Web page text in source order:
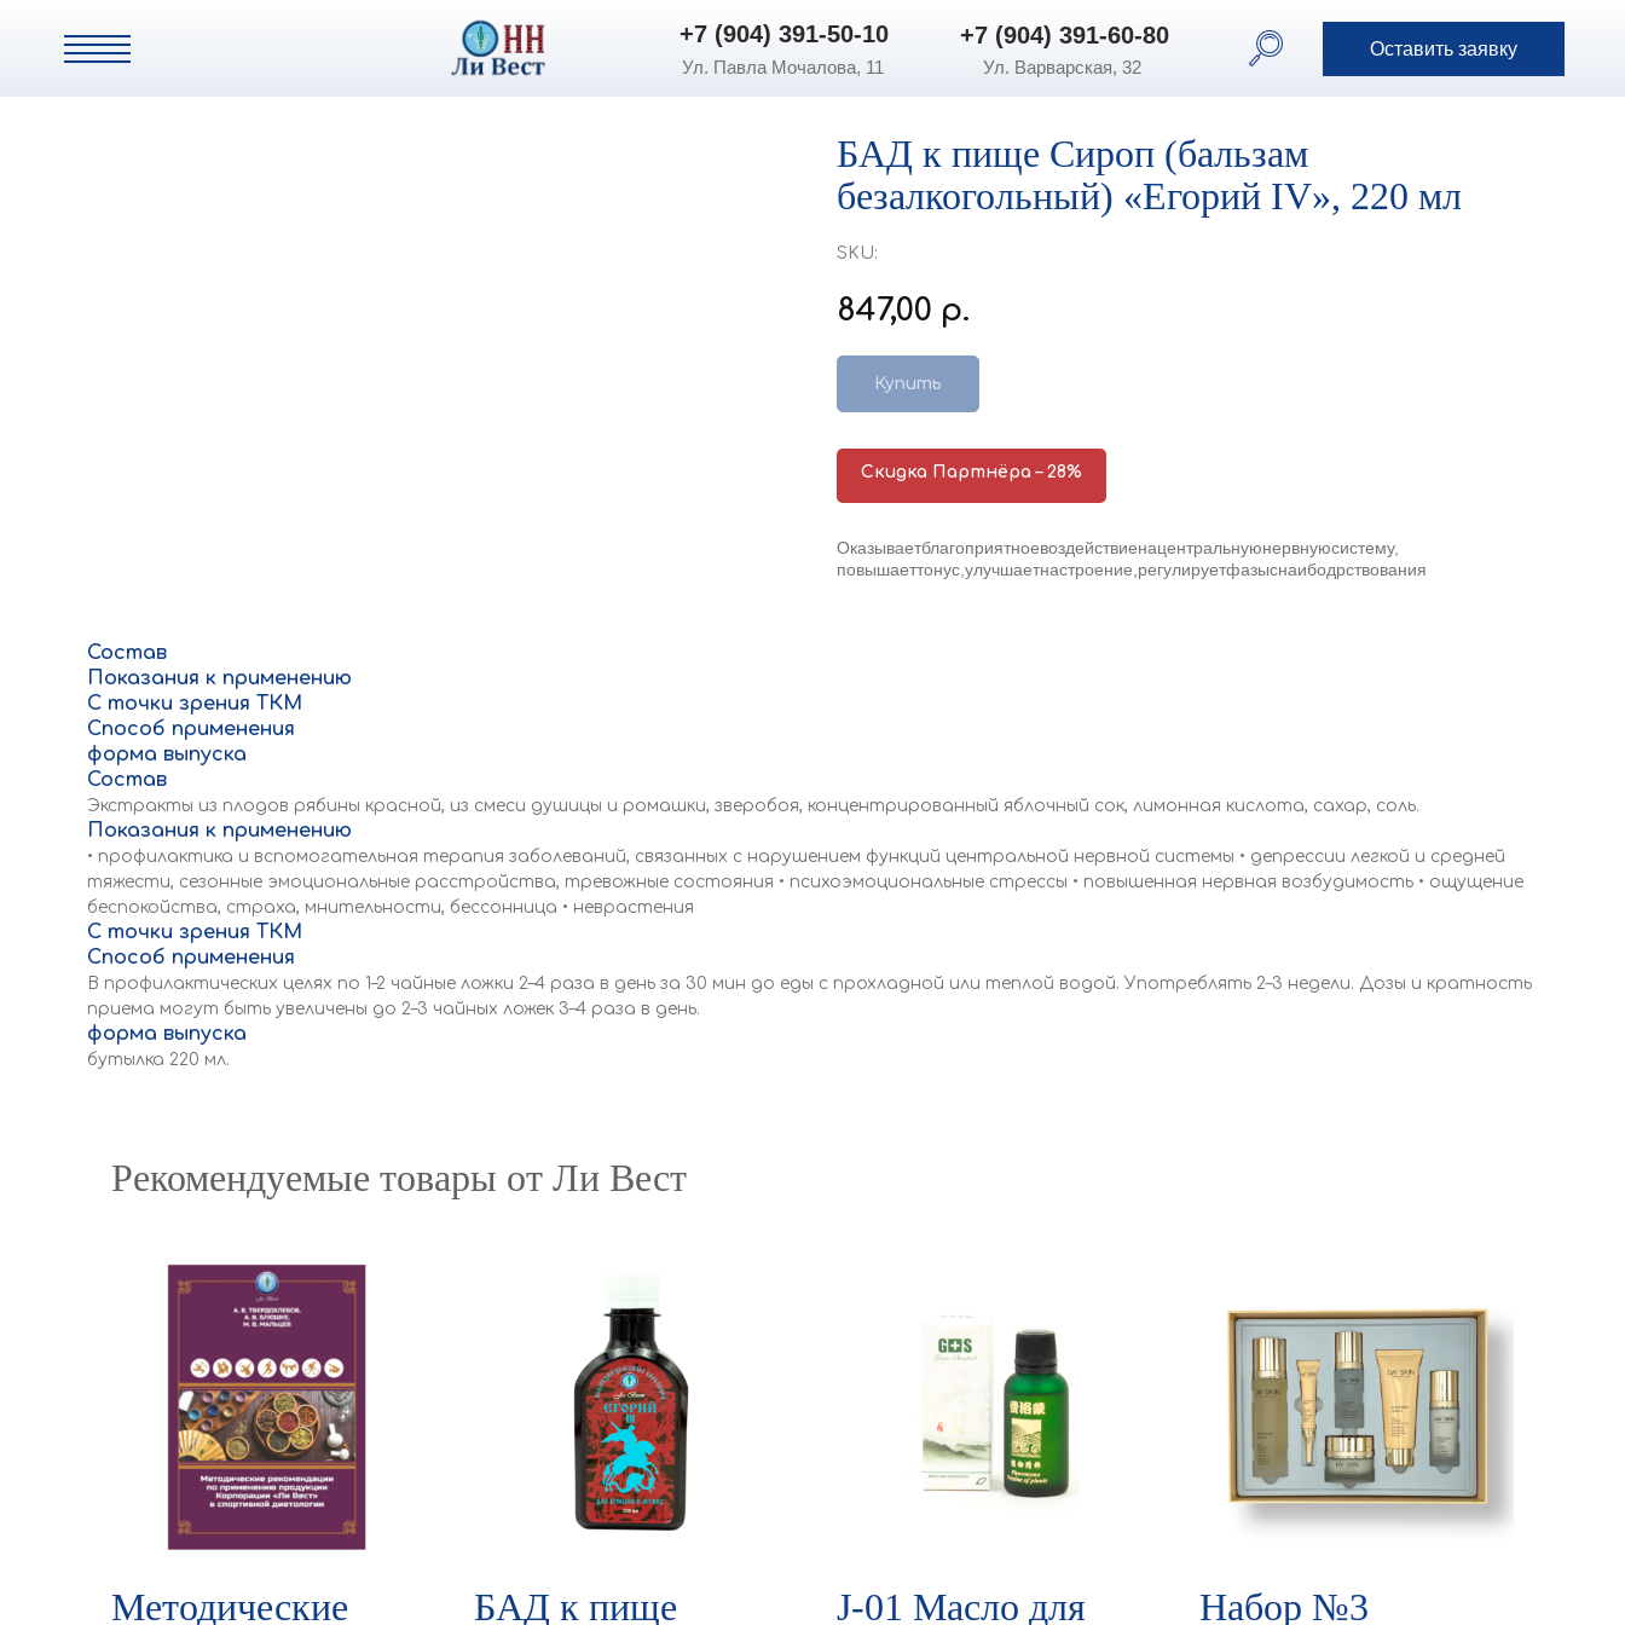
Оставить заявку
Ул. Варварская, 32
Ул. Павла Мочалова, 11
+7 (904) 391-60-80
+7 (904) 391-50-10 Оставить заявку
+7 (904) 391-60-80
+7 (904) 391-50-10
БАД к пище Сироп (бальзам
безалкогольный) «Егорий IV», 220 мл
SKU:
847,00 р.
Купить
Скидка Партнёра – 28%
Оказываетблагоприятноевоздействиенацентральнуюнервнуюсистему,
повышаеттонус,улучшаетнастроение,регулируетфазыснаибодрствования
Состав
Показания к применению
С точки зрения ТКМ
Способ применения
форма выпуска
Состав
Экстракты из плодов рябины красной, из смеси душицы и ромашки, зверобоя, концентрированный яблочный сок, лимонная кислота, сахар, соль.
Показания к применению
• профилактика и вспомогательная терапия заболеваний, связанных с нарушением функций центральной нервной системы • депрессии легкой и средней
тяжести, сезонные эмоциональные расстройства, тревожные состояния • психоэмоциональные стрессы • повышенная нервная возбудимость • ощущение
беспокойства, страха, мнительности, бессонница • неврастения
С точки зрения ТКМ
Способ применения
В профилактических целях по 1–2 чайные ложки 2–4 раза в день за 30 мин до еды с прохладной или теплой водой. Употреблять 2–3 недели. Дозы и кратность
приема могут быть увеличены до 2–3 чайных ложек 3–4 раза в день.
форма выпуска
бутылка 220 мл.
Рекомендуемые товары от Ли Вест
Методические
БАД к пище
J-01 Масло для
Набор №3